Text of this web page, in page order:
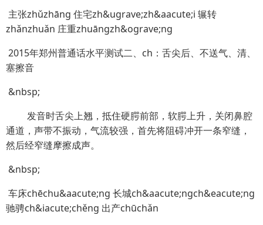
主张zhǔzhāng 住宅zh&ugrave;zh&aacute;i 辗转
zhǎnzhuǎn 庄重zhuāngzh&ograve;ng
2015年郑州普通话水平测试二、ch：舌尖后、不送气、清、
塞擦音
&nbsp;
发音时舌尖上翘，抵住硬腭前部，软腭上升，关闭鼻腔
通道，声带不振动，气流较强，首先将阻碍冲开一条窄缝，
然后经窄缝摩擦成声。
&nbsp;
车床chēchu&aacute;ng 长城ch&aacute;ngch&eacute;ng
驰骋ch&iacute;chěng 出产chūchǎn